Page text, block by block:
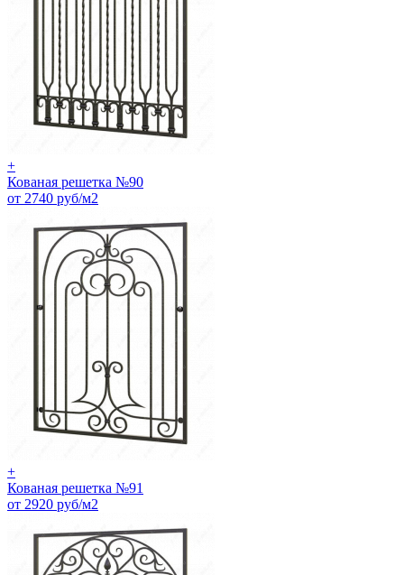
+
Кованая решетка №90
от 2740 руб/м2
+
Кованая решетка №91
от 2920 руб/м2